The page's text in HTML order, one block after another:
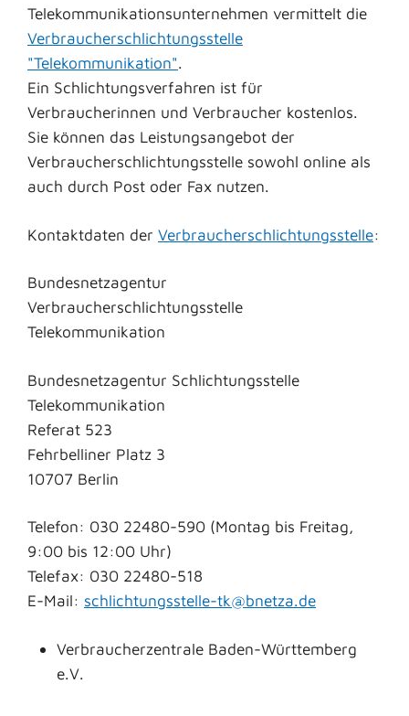
Telekommunikationsunternehmen vermittelt die
Verbraucherschlichtungsstelle
"Telekommunikation".
Ein Schlichtungsverfahren ist für
Verbraucherinnen und Verbraucher kostenlos.
Sie können das Leistungsangebot der
Verbraucherschlichtungsstelle sowohl online als
auch durch Post oder Fax nutzen.
Kontaktdaten der Verbraucherschlichtungsstelle:
Bundesnetzagentur
Verbraucherschlichtungsstelle
Telekommunikation
Bundesnetzagentur Schlichtungsstelle
Telekommunikation
Referat 523
Fehrbelliner Platz 3
10707 Berlin
Telefon: 030 22480-590 (Montag bis Freitag,
9:00 bis 12:00 Uhr)
Telefax: 030 22480-518
E-Mail: schlichtungsstelle-tk@bnetza.de
Verbraucherzentrale Baden-Württemberg
e.V.